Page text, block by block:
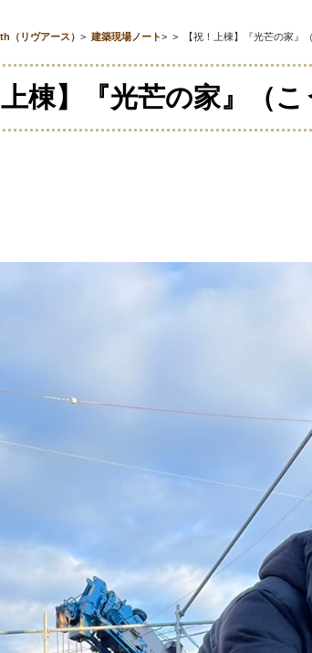
（リヴアース） > 建築現場ノート> > 【祝！上棟】『光芒の家』
上棟】『光芒の家』（こ